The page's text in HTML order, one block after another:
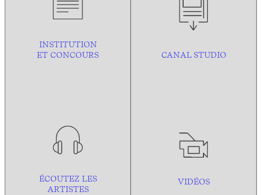
INSTITUTION
ET CONCOURS
CANAL STUDIO
ÉCOUTEZ LES
ARTISTES
VIDÉOS